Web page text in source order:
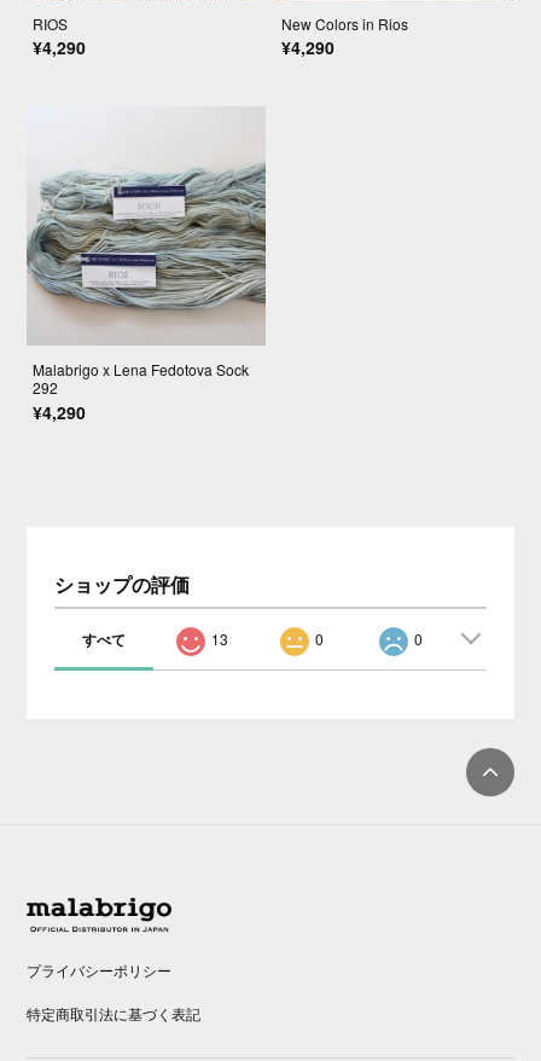
RIOS
¥4,290
New Colors in Rios
¥4,290
Malabrigo x Lena Fedotova Sock
292
¥4,290
ショップの評価
すべて 13 0 0
プライバシーポリシー
特定商取引法に基づく表記